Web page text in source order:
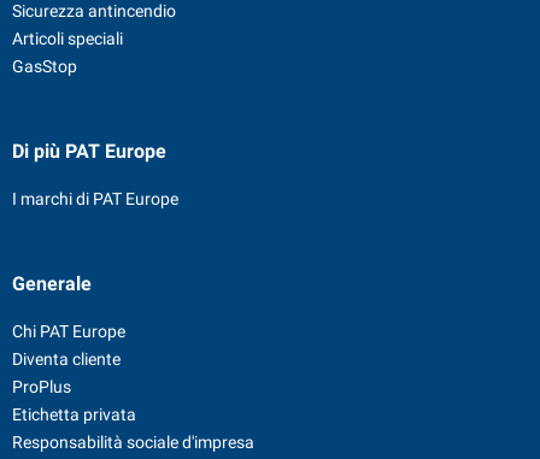
Sicurezza antincendio
Articoli speciali
GasStop
Di più PAT Europe
I marchi di PAT Europe
Generale
Chi PAT Europe
Diventa cliente
ProPlus
Etichetta privata
Responsabilità sociale d'impresa